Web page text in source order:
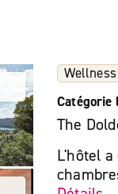
Wellness
Catégorie
The
L'hôtel